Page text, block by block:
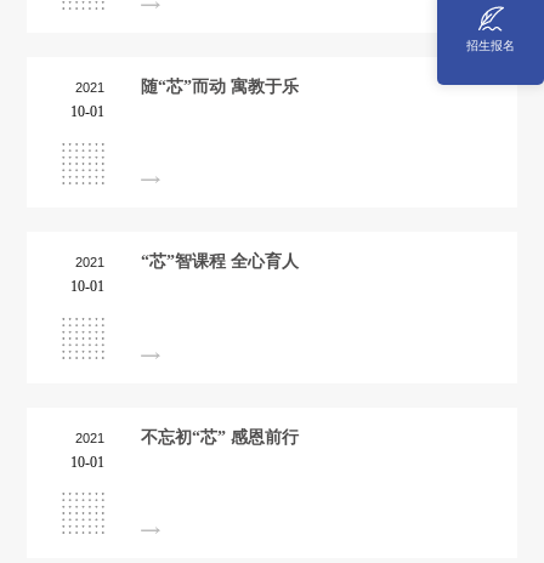
2021
10-01
随“芯”而动 寓教于乐
2021
10-01
“芯”智课程 全心育人
2021
10-01
不忘初“芯” 感恩前行
招生报名